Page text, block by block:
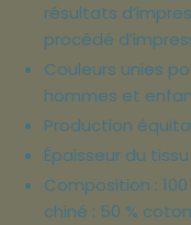
résultats
procédé
Couleurs unies
hommes et
Production
Épaisseur du tissu
Composition :
chiné : 50 %